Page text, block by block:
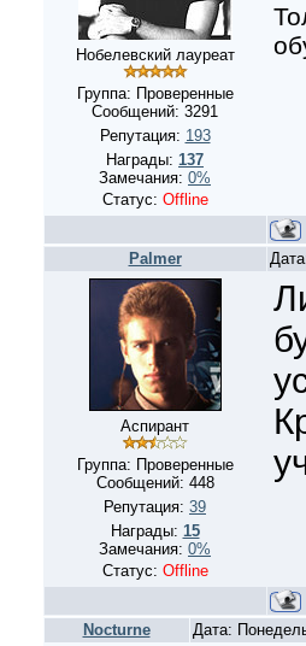
Нобелевский лауреат
Группа: Проверенные
Сообщений: 3291
Репутация: 193
Награды: 137
Замечания: 0%
Статус: Offline
Palmer
Аспирант
Группа: Проверенные
Сообщений: 448
Репутация: 39
Награды: 15
Замечания: 0%
Статус: Offline
Nocturne Дата: